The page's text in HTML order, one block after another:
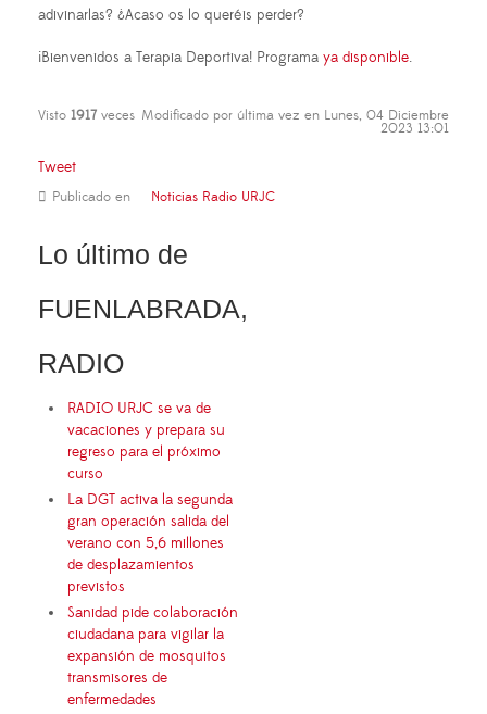
adivinarlas? ¿Acaso os lo queréis perder?
¡Bienvenidos a Terapia Deportiva! Programa ya disponible.
Visto 1917 veces Modificado por última vez en Lunes, 04 Diciembre
2023 13:01
Tweet
Publicado en Noticias Radio URJC
Lo último de
FUENLABRADA,
RADIO
RADIO URJC se va de
vacaciones y prepara su
regreso para el próximo
curso
La DGT activa la segunda
gran operación salida del
verano con 5,6 millones
de desplazamientos
previstos
Sanidad pide colaboración
ciudadana para vigilar la
expansión de mosquitos
transmisores de
enfermedades